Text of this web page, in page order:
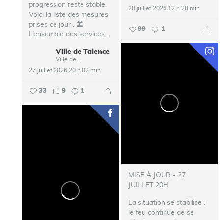
28 juillet 2026 12 h 28 min
99 1
progression reste stable.
Voici la liste des mesures
prises ce jour : 🏛️
L’ensemble des services...
Ville de Talence
27 juillet 2026 20 h 02 min
33 9 1
MISE À JOUR - 27
JUILLET 20H
La situation se stabilise :
le feu continue de se